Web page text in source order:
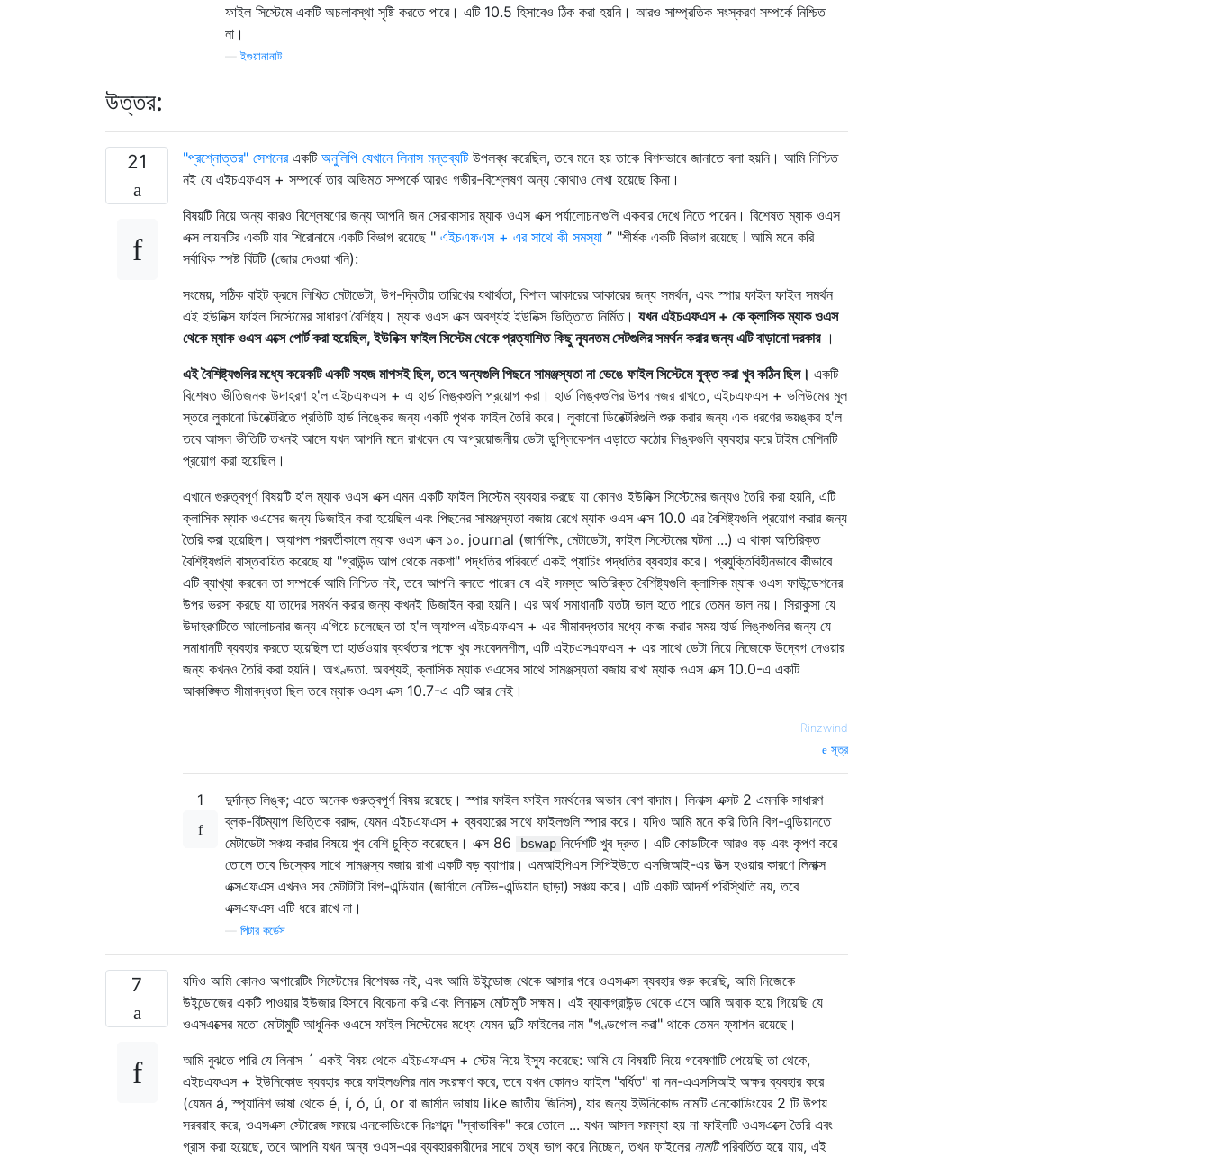
ফাইল সিস্টেমে একটি অচলাবস্থা সৃষ্টি করতে পারে। এটি 10.5 হিসাবেও ঠিক করা হয়নি। আরও সাম্প্রতিক সংস্করণ সম্পর্কে নিশ্চিত
না।
—ইগুয়ানানাট
উত্তর:
21 "প্রশ্নোত্তর" সেশনেরএকটি অনুলিপি যেখানে লিনাস মন্তব্যটিউপলব্ধ করেছিল, তবে মনে হয় তাকে বিশদভাবে জানাতে বলা হয়নি। আমি নিশ্চিত
নই যে এইচএফএস + সম্পর্কে তার অভিমত সম্পর্কে আরও গভীর-বিশ্লেষণ অন্য কোথাও লেখা হয়েছে কিনা।
বিষয়টি নিয়ে অন্য কারও বিশ্লেষণের জন্য আপনি জন সেরাকাসার ম্যাক ওএস এক্স পর্যালোচনাগুলি একবার দেখে নিতে পারেন। বিশেষত ম্যাক ওএস
এক্স লায়নটির একটি যার শিরোনামে একটি বিভাগ রয়েছে " এইচএফএস + এর সাথে কী সমস্যা ” "শীর্ষক একটি বিভাগ রয়েছে I আমি মনে করি
সর্বাধিক স্পষ্ট বিটটি (জোর দেওয়া খনি):
সংমেয়, সঠিক বাইট ক্রমে লিখিত মেটাডেটা, উপ-দ্বিতীয় তারিখের যথার্থতা, বিশাল আকারের আকারের জন্য সমর্থন, এবং স্পার ফাইল ফাইল সমর্থন
এই ইউনিক্স ফাইল সিস্টেমের সাধারণ বৈশিষ্ট্য। ম্যাক ওএস এক্স অবশ্যই ইউনিক্স ভিত্তিতে নির্মিত। যখন এইচএফএস + কে ক্লাসিক ম্যাক ওএস
থেকে ম্যাক ওএস এক্সে পোর্ট করা হয়েছিল, ইউনিক্স ফাইল সিস্টেম থেকে প্রত্যাশিত কিছু ন্যূনতম সেটগুলির সমর্থন করার জন্য এটি বাড়ানো দরকার।
এই বৈশিষ্ট্যগুলির মধ্যে কয়েকটি একটি সহজ মাপসই ছিল, তবে অন্যগুলি পিছনে সামঞ্জস্যতা না ভেঙে ফাইল সিস্টেমে যুক্ত করা খুব কঠিন ছিল। একটি
বিশেষত ভীতিজনক উদাহরণ হ'ল এইচএফএস + এ হার্ড লিঙ্কগুলি প্রয়োগ করা। হার্ড লিঙ্কগুলির উপর নজর রাখতে, এইচএফএস + ভলিউমের মূল
স্তরে লুকানো ডিরেক্টরিতে প্রতিটি হার্ড লিঙ্কের জন্য একটি পৃথক ফাইল তৈরি করে। লুকানো ডিরেক্টরিগুলি শুরু করার জন্য এক ধরণের ভয়ঙ্কর হ'ল
তবে আসল ভীতিটি তখনই আসে যখন আপনি মনে রাখবেন যে অপ্রয়োজনীয় ডেটা ডুপ্লিকেশন এড়াতে কঠোর লিঙ্কগুলি ব্যবহার করে টাইম মেশিনটি
প্রয়োগ করা হয়েছিল।
এখানে গুরুত্বপূর্ণ বিষয়টি হ'ল ম্যাক ওএস এক্স এমন একটি ফাইল সিস্টেম ব্যবহার করছে যা কোনও ইউনিক্স সিস্টেমের জন্যও তৈরি করা হয়নি, এটি
ক্লাসিক ম্যাক ওএসের জন্য ডিজাইন করা হয়েছিল এবং পিছনের সামঞ্জস্যতা বজায় রেখে ম্যাক ওএস এক্স 10.0 এর বৈশিষ্ট্যগুলি প্রয়োগ করার জন্য
তৈরি করা হয়েছিল। অ্যাপল পরবর্তীকালে ম্যাক ওএস এক্স ১০. journal (জার্নালিং, মেটাডেটা, ফাইল সিস্টেমের ঘটনা ...) এ থাকা অতিরিক্ত
বৈশিষ্ট্যগুলি বাস্তবায়িত করেছে যা "গ্রাউন্ড আপ থেকে নকশা" পদ্ধতির পরিবর্তে একই প্যাচিং পদ্ধতির ব্যবহার করে। প্রযুক্তিবিহীনভাবে কীভাবে
এটি ব্যাখ্যা করবেন তা সম্পর্কে আমি নিশ্চিত নই, তবে আপনি বলতে পারেন যে এই সমস্ত অতিরিক্ত বৈশিষ্ট্যগুলি ক্লাসিক ম্যাক ওএস ফাউন্ডেশনের
উপর ভরসা করছে যা তাদের সমর্থন করার জন্য কখনই ডিজাইন করা হয়নি। এর অর্থ সমাধানটি যতটা ভাল হতে পারে তেমন ভাল নয়। সিরাকুসা যে
উদাহরণটিতে আলোচনার জন্য এগিয়ে চলেছেন তা হ'ল অ্যাপল এইচএফএস + এর সীমাবদ্ধতার মধ্যে কাজ করার সময় হার্ড লিঙ্কগুলির জন্য যে
সমাধানটি ব্যবহার করতে হয়েছিল তা হার্ডওয়ার ব্যর্থতার পক্ষে খুব সংবেদনশীল, এটি এইচএসএফএস + এর সাথে ডেটা নিয়ে নিজেকে উদ্বেগ দেওয়ার
জন্য কখনও তৈরি করা হয়নি। অখণ্ডতা. অবশ্যই, ক্লাসিক ম্যাক ওএসের সাথে সামঞ্জস্যতা বজায় রাখা ম্যাক ওএস এক্স 10.0-এ একটি
আকাঙ্ক্ষিত সীমাবদ্ধতা ছিল তবে ম্যাক ওএস এক্স 10.7-এ এটি আর নেই।
— Rinzwind
সূত্র
1
দুর্দান্ত লিঙ্ক; এতে অনেক গুরুত্বপূর্ণ বিষয় রয়েছে। স্পার ফাইল ফাইল সমর্থনের অভাব বেশ বাদাম। লিনাক্স এক্সট 2 এমনকি সাধারণ
ব্লক-বিটম্যাপ ভিত্তিক বরাদ্দ, যেমন এইচএফএস + ব্যবহারের সাথে ফাইলগুলি স্পার করে। যদিও আমি মনে করি তিনি বিগ-এন্ডিয়ানতে
মেটাডেটা সঞ্চয় করার বিষয়ে খুব বেশি চুক্তি করেছেন। এক্স 86
bswap নির্দেশটি খুব দ্রুত। এটি কোডটিকে আরও বড় এবং কৃপণ করে
তোলে তবে ডিস্কের সাথে সামঞ্জস্য বজায় রাখা একটি বড় ব্যাপার। এমআইপিএস সিপিইউতে এসজিআই-এর উত্স হওয়ার কারণে লিনাক্স
এক্সএফএস এখনও সব মেটাটাটা বিগ-এন্ডিয়ান (জার্নালে নেটিভ-এন্ডিয়ান ছাড়া) সঞ্চয় করে। এটি একটি আদর্শ পরিস্থিতি নয়, তবে
এক্সএফএস এটি ধরে রাখে না।
পিটার কর্ডেস
7
যদিও আমি কোনও অপারেটিং সিস্টেমের বিশেষজ্ঞ নই, এবং আমি উইন্ডোজ থেকে আসার পরে ওএসএক্স ব্যবহার শুরু করেছি, আমি নিজেকে
উইন্ডোজের একটি পাওয়ার ইউজার হিসাবে বিবেচনা করি এবং লিনাক্সে মোটামুটি সক্ষম। এই ব্যাকগ্রাউন্ড থেকে এসে আমি অবাক হয়ে গিয়েছি যে
ওএসএক্সের মতো মোটামুটি আধুনিক ওএসে ফাইল সিস্টেমের মধ্যে যেমন দুটি ফাইলের নাম "গণ্ডগোল করা" থাকে তেমন ফ্যাশন রয়েছে।
আমি বুঝতে পারি যে লিনাস ´ একই বিষয় থেকে এইচএফএস + স্টেম নিয়ে ইস্যু করেছে: আমি যে বিষয়টি নিয়ে গবেষণাটি পেয়েছি তা থেকে,
এইচএফএস + ইউনিকোড ব্যবহার করে ফাইলগুলির নাম সংরক্ষণ করে, তবে যখন কোনও ফাইল "বর্ধিত" বা নন-এএসসিআই অক্ষর ব্যবহার করে
(যেমন á, স্প্যানিশ ভাষা থেকে é, í, ó, ú, or বা জার্মান ভাষায় like জাতীয় জিনিস), যার জন্য ইউনিকোড নামটি এনকোডিংয়ের 2 টি উপায়
সরবরাহ করে, ওএসএক্স স্টোরেজ সময়ে এনকোডিংকে নিঃশব্দে "স্বাভাবিক" করে তোলে ... যখন আসল সমস্যা হয় না ফাইলটি ওএসএক্সে তৈরি এবং
গ্রাস করা হয়েছে, তবে আপনি যখন অন্য ওএস-এর ব্যবহারকারীদের সাথে তথ্য ভাগ করে নিচ্ছেন, তখন ফাইলের নামটিপরিবর্তিত হয়ে যায়, এই